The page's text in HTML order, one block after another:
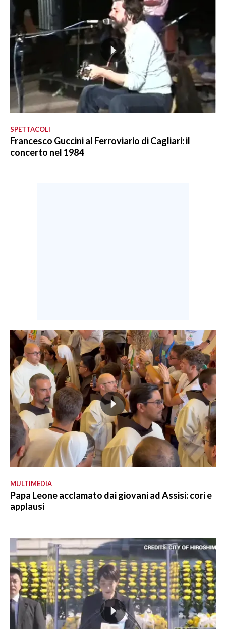
SPETTACOLI
Francesco Guccini al Ferroviario di Cagliari: il
concerto nel 1984
MULTIMEDIA
Papa Leone acclamato dai giovani ad Assisi: cori e
applausi